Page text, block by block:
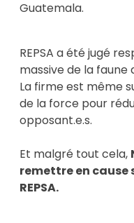
Guatemala.
REPSA a été jugé
massive de la
La firme est même
de la force pour
opposant.e.s.
Et malgré tout cela,
remettre en
REPSA.